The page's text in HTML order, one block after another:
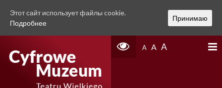
A A A
Этот сайт использует файлы cookie.
Подробнее
Принимаю